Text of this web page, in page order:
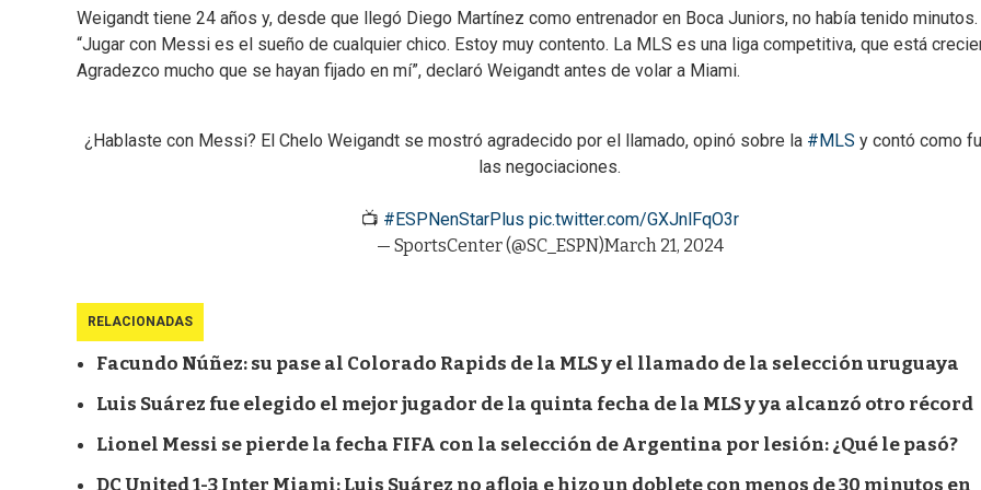
Weigandt tiene 24 años y, desde que llegó Diego Martínez como entrenador en Boca Juniors, no había tenido minutos.
“Jugar con Messi es el sueño de cualquier chico. Estoy muy contento. La MLS es una liga competitiva, que está
Agradezco mucho que se hayan fijado en mí”, declaró Weigandt antes de volar a Miami.
¿Hablaste con Messi? El Chelo Weigandt se mostró agradecido por el llamado, opinó sobre la #MLS y contó como
las negociaciones.
📺 #ESPNenStarPlus pic.twitter.com/GXJnlFqO3r
— SportsCenter (@SC_ESPN)March 21, 2024
RELACIONADAS
Facundo Núñez: su pase al Colorado Rapids de la MLS y el llamado de la selección uruguaya
Luis Suárez fue elegido el mejor jugador de la quinta fecha de la MLS y ya alcanzó otro récord
Lionel Messi se pierde la fecha FIFA con la selección de Argentina por lesión: ¿Qué le pasó?
DC United 1-3 Inter Miami: Luis Suárez no afloja e hizo un doblete con menos de 30 minutos en